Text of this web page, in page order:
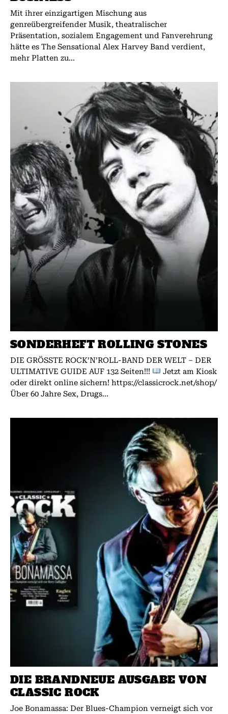
Mit ihrer einzigartigen Mischung aus
genreübergreifender Musik, theatralischer
Präsentation, sozialem Engagement und Fanverehrung
hätte es The Sensational Alex Harvey Band verdient,
mehr Platten zu...
SONDERHEFT ROLLING STONES
DIE GRÖSSTE ROCK’N’ROLL-BAND DER WELT – DER
ULTIMATIVE GUIDE AUF 132 Seiten!!!
Jetzt am Kiosk
oder direkt online sichern! https://classicrock.net/shop/
Über 60 Jahre Sex, Drugs...
DIE BRANDNEUE AUSGABE VON
CLASSIC ROCK
Joe Bonamassa: Der Blues-Champion verneigt sich vor